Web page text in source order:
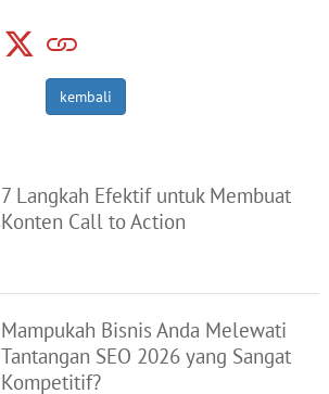
kembali
7 Langkah Efektif untuk Membuat
Konten Call to Action
Mampukah Bisnis Anda Melewati
Tantangan SEO 2026 yang Sangat
Kompetitif?